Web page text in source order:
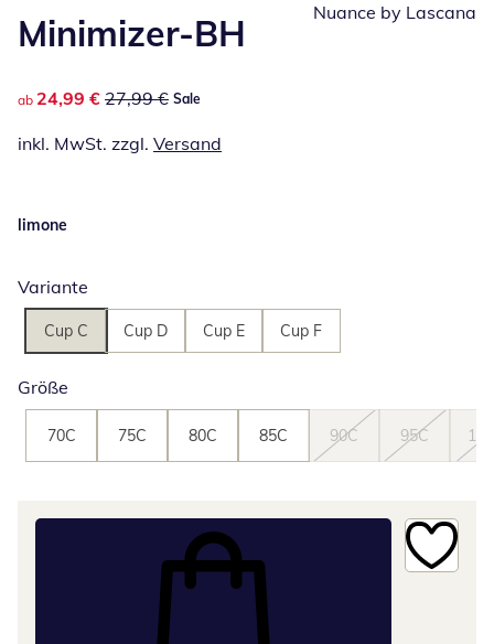
Minimizer-BH
reduzierter Preis 24,99 €, vorheriger Preis: 27,99 €
ab 24,99 € 27,99 € Sale
inkl. MwSt. zzgl. Versand
Nuance by Lascana
limone
Variante
Cup C Cup D Cup E Cup F
Größe
70C 75C 80C 85C 90C 95C